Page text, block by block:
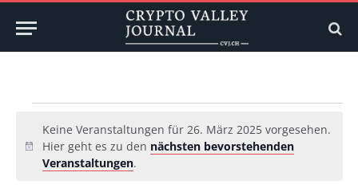
Veranstaltungen
für
26.
Hinweis
Keine Veranstaltungen für 26. März 2025 vorgesehen.
Hier geht es zu den nächsten bevorstehenden
Veranstaltungen.